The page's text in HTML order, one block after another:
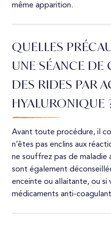
même apparition.
QUELLES
UNE SÉANCE
DES RIDES PAR
HYALURONIQUE
Avant toute procédure, il
n’êtes pas enclins aux
ne souffrez pas de maladie
sont également
enceinte ou allaitante, ou si
médicaments anti-